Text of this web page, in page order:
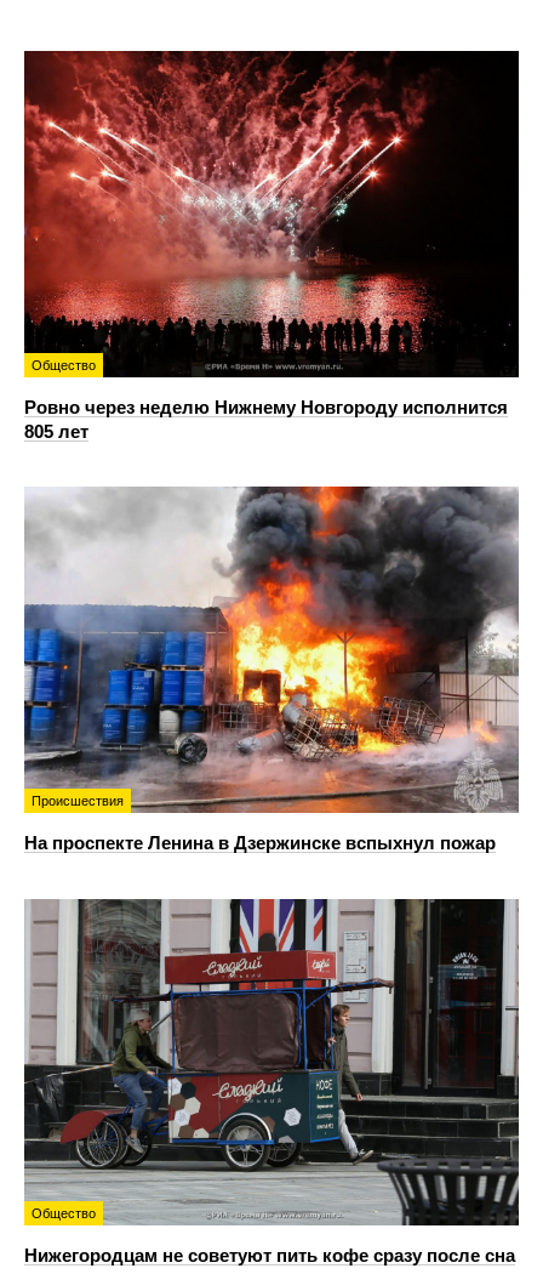
Общество
Ровно через неделю Нижнему Новгороду исполнится
805 лет
Происшествия
На проспекте Ленина в Дзержинске вспыхнул пожар
Общество
Нижегородцам не советуют пить кофе сразу после сна